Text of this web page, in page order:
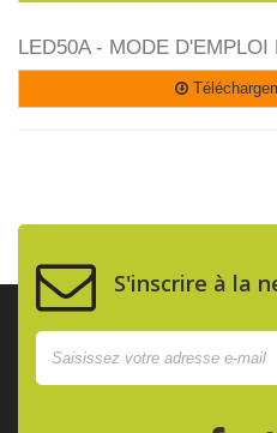
LED50A - MODE D'EMPLOI
S'inscrire à la